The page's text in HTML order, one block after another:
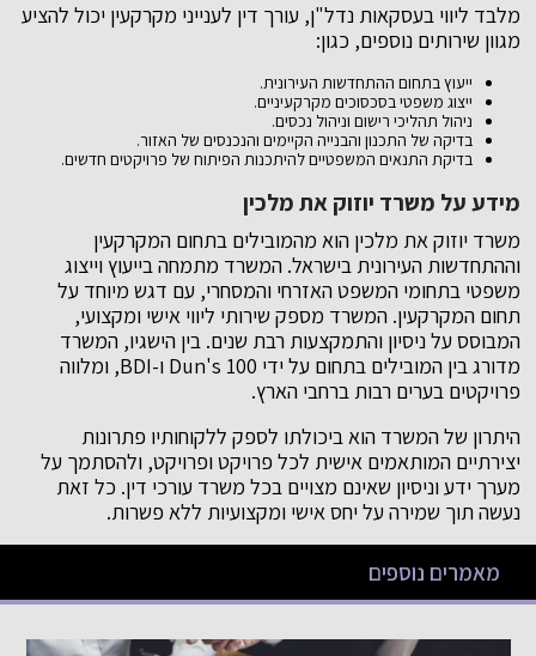
מלבד ליווי בעסקאות נדל"ן, עורך דין לענייני מקרקעין יכול להציע
מגוון שירותים נוספים, כגון:
ייעוץ בתחום ההתחדשות העירונית.
ייצוג משפטי בסכסוכים מקרקעיניים.
ניהול תהליכי רישום וניהול נכסים.
בדיקה של התכנון והבנייה הקיימים והנכנסים של האזור.
בדיקת התנאים המשפטיים להיתכנות הפיתוח של פרויקטים חדשים.
מידע על משרד יוזוק את מלכין
משרד יוזוק את מלכין הוא מהמובילים בתחום המקרקעין
וההתחדשות העירונית בישראל. המשרד מתמחה בייעוץ וייצוג
משפטי בתחומי המשפט האזרחי והמסחרי, עם דגש מיוחד על
תחום המקרקעין. המשרד מספק שירותי ליווי אישי ומקצועי,
המבוסס על ניסיון והתמקצעות רבת שנים. בין הישגיו, המשרד
מדורג בין המובילים בתחום על ידי Dun's 100 ו-BDI, ומלווה
פרויקטים בערים רבות ברחבי הארץ.
היתרון של המשרד הוא ביכולתו לספק ללקוחותיו פתרונות
יצירתיים המותאמים אישית לכל פרויקט ופרויקט, ולהסתמך על
מערך ידע וניסיון שאינם מצויים בכל משרד עורכי דין. כל זאת
נעשה תוך שמירה על יחס אישי ומקצועיות ללא פשרות.
מאמרים נוספים